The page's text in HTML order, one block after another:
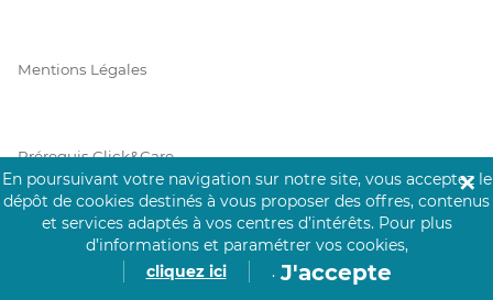
Mentions Légales
Prérequis Click&Care
Protection des Données
En poursuivant votre navigation sur notre site, vous acceptez le
dépôt de cookies destinés à vous proposer des offres, contenus
et services adaptés à vos centres d’intérêts. Pour plus
d’informations et paramétrer vos cookies,
cliquez ici
. J'accepte
✕